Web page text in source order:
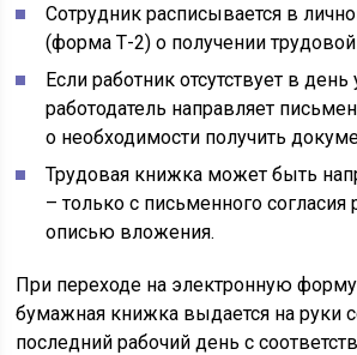
Сотрудник расписывается в
(форма Т-2) о получении
Если работник отсутствует в
работодатель направляет
о необходимости получить
Трудовая книжка может быть
– только с письменного согласия
описью вложения.
При переходе на электронную
бумажная книжка выдается на руки
последний рабочий день с